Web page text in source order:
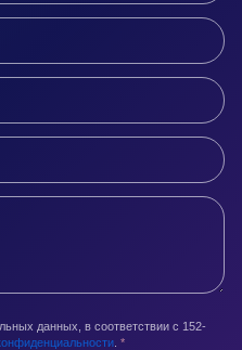
данных, в соответствии с 152-
*